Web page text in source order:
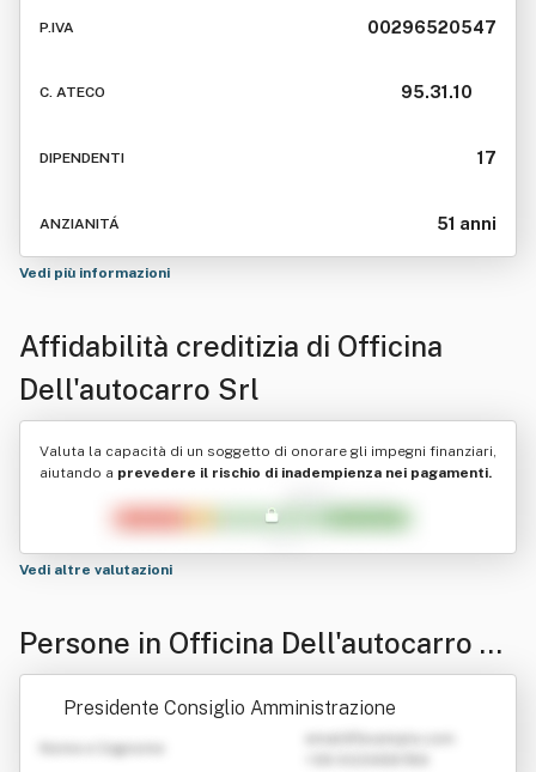
P.IVA 00296520547
C. ATECO 95.31.10
DIPENDENTI 17
ANZIANITÁ 51 anni
Vedi più informazioni
Affidabilità creditizia di Officina
Dell'autocarro Srl
Valuta la capacità di un soggetto di onorare gli impegni finanziari,
aiutando a prevedere il rischio di inadempienza nei pagamenti.
Vedi altre valutazioni
Persone in Officina Dell'autocarro Sr
l
Presidente Consiglio Amministrazione
Nome e Cognome